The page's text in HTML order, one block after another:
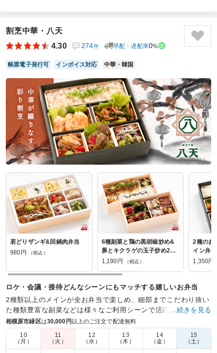
味ながらもしっかり旨みがありご飯も2種類がひとつのお弁
す。おかずの品数が多いのも魅力でした
ご利用シーン： ロケ・撮影›ロケ
東京都板橋区富士見町2026/06/08
えんどころの口コミをもっと見る
割烹中華・八天
4.30
274件 早配・遅配率0%
帳票電子発行可 インボイス対応 中華・韓国
若どりザンギ&回鍋肉弁当
980円
（税込）
6種副菜と鶏の黒胡椒炒め&
豚とキクラゲの玉子炒め2段
弁当
1,190円 （税込）
2種のお
イン弁当
1,350円
ロケ・会議・接待どんなシーンにもマッチする嬉しいお弁当
2種類以上のメインが全お弁当で楽しめ、細部までこだわり抜い
た種類豊富な副菜などは様々なご利用シーンで活躍。864円～お
茶付きも嬉しいお弁当。
商品数： 締切日時： 1日前18:00 価格帯：
980円～1,350円
配達時間：
10:00～17:30
…続きを見る
相模原市緑区は30,000円 以上のご注文で配達無料
10
（月）
11
（火）
12
（水）
13
（木）
14
（金）
15
（土）